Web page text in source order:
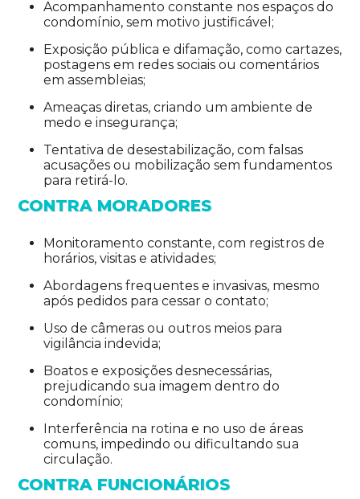
Acompanhamento constante nos espaços do
condomínio, sem motivo justificável;
Exposição pública e difamação, como cartazes,
postagens em redes sociais ou comentários
em assembleias;
Ameaças diretas, criando um ambiente de
medo e insegurança;
Tentativa de desestabilização, com falsas
acusações ou mobilização sem fundamentos
para retirá-lo.
CONTRA MORADORES
Monitoramento constante, com registros de
horários, visitas e atividades;
Abordagens frequentes e invasivas, mesmo
após pedidos para cessar o contato;
Uso de câmeras ou outros meios para
vigilância indevida;
Boatos e exposições desnecessárias,
prejudicando sua imagem dentro do
condomínio;
Interferência na rotina e no uso de áreas
comuns, impedindo ou dificultando sua
circulação.
CONTRA FUNCIONÁRIOS